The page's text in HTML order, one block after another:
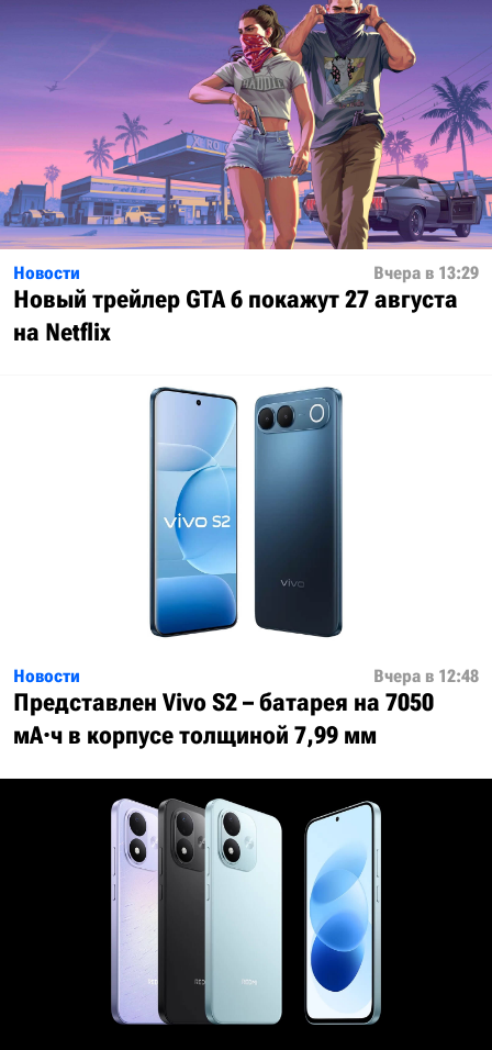
Новости Вчера в 13:29
Новый трейлер GTA 6 покажут 27 августа
на Netflix
Новости Вчера в 12:48
Представлен Vivo S2 – батарея на 7050
мА·ч в корпусе толщиной 7,99 мм